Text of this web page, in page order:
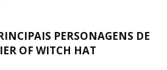
PERSONAGENS DE
OF WITCH HAT